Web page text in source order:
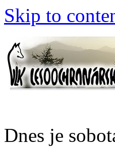
Skip to
Dnes je